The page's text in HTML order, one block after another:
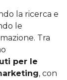
la ricerca e
le
Tra
per le
, con